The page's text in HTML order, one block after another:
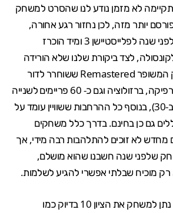
לא מזמן נודע לנו שהסרט למשחק
יותר מזה, לכן נחזור רגע אחורה,
The Last of Us יצא לפני שנה לפלייסטיישן 3 ומיד הוכרז
לצדביקורת שלנו שלא הורידה
את הממוצע. המשחק המשופר Remastered ששוחרר לדור
החדש מציג שיפור בגרפיקה, ברזולוציה וגם כ- 60 פריימים לשנייה
(עם אפשרות לנעילה ב-30), בנוסף כל ההרחבות ששוויין עומד על
נכללים גם כן בחינם. בדרך כלל משחקים
מחדש לא זוכים להתלהבות רבה מידי, אך
שלפני שנה חשבנו שהוא מושלם,
רק מוכיח שבלתי אפשרי להגיע לשלמות.
נתן למשחק את הציון 10 בדיוק כמו